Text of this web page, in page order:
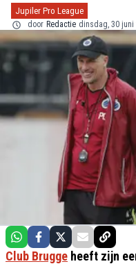
Jupiler Pro League
door Redactie dinsdag, 30 juni
Club Brugge heeft zijn